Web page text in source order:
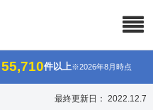
55,710件以上※2026年8月時点
最終更新日： 2022.12.7